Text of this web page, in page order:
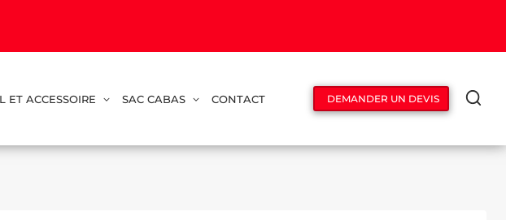
ET ACCESSOIRE SAC CABAS CONTACT DEMANDER UN DEVIS